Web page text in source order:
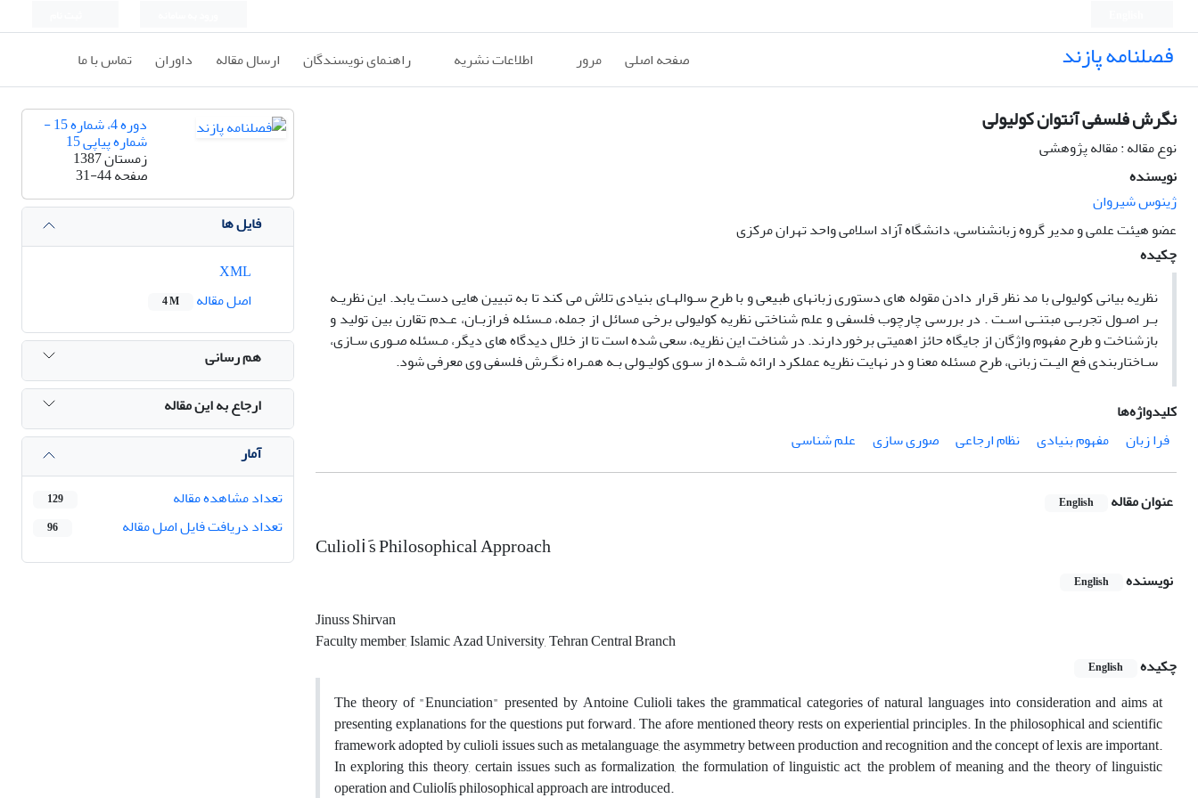
فصلنامه پازند صفحه اصلی مرور اطلاعات نشریه راهنمای نویسندگان ارسال مقاله داوران تماس با ما
نگرش فلسفی آنتوان کولیولی
نوع مقاله : مقاله پژوهشی
نویسنده
ژینوس شیروان
عضو هیئت علمی و مدیر گروه زبانشناسی، دانشگاه آزاد اسلامی واحد تهران مرکزی
چکیده
نظریه بیانی کولیولی با مد نظر قرار دادن مقوله های دستوری زبانهای طبیعی و با طرح سـوالهـای بنیادی تلاش می کند تا به تبیین هایی دست یابد. این نظریـه
بـر اصـول تجربـی مبتنـی اسـت . در بررسی چارچوب فلسفی و علم شناختی نظریه کولیولی برخی مسائل از جمله، مـسئله فرازبـان، عـدم تقارن بین تولید و
بازشناخت و طرح مفهوم واژگان از جایگاه حائز اهمیتی برخوردارند. در شناخت این نظریه، سعی شده است تا از خلال دیدگاه های دیگر، مـسئله صـوری سـازی،
سـاختاربندی فع الیـت زبانی، طرح مسئله معنا و در نهایت نظریه عملکرد ارائه شـده از سـوی کولیـولی بـه همـراه نگـرش فلسفی وی معرفی شود.
کلیدواژه‌ها
فرا زبان
مفهوم بنیادی نظام ارجاعی صوری سازی علم شناسی
عنوان مقاله English
Culioliَ s Philosophical Approach
نویسنده English
Jinuss Shirvan
Faculty member, Islamic Azad University, Tehran Central Branch
چکیده
English
The theory of "Enunciation" presented by Antoine Culioli takes the grammatical categories of natural languages into consideration and aims at
presenting explanations for the questions put forward. The afore mentioned theory rests on experiential principles. In the philosophical and scientific
framework adopted by culioli issues such as metalanguage, the asymmetry between production and recognition and the concept of lexis are important.
In exploring this theory, certain issues such as formalization, the formulation of linguistic act, the problem of meaning and the theory of linguistic
operation and Culiolَis philosophical approach are introduced.
دوره 4، شماره 15 -
شماره پیاپی 15
زمستان 1387
صفحه31-44
فایل ها
اصل مقاله
4 M
هم رسانی
ارجاع به این مقاله
آمار
تعداد مشاهده مقاله
129
تعداد دریافت فایل اصل مقاله 96